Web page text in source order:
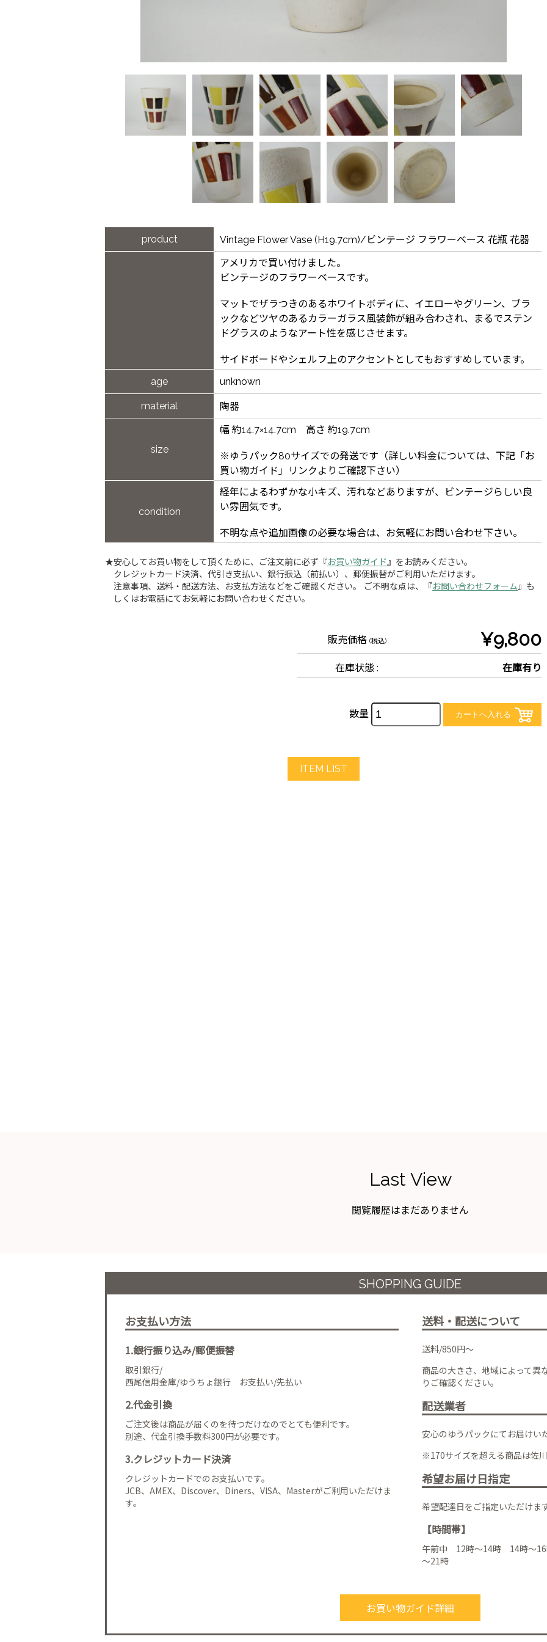
product
Vintage Flower Vase (H19.7cm)/ビンテージ フラワーベース 花瓶 花器
アメリカで買い付けました。
ビンテージのフラワーベースです。
マットでザラつきのあるホワイトボディに、イエローやグリーン、ブラ
ックなどツヤのあるカラーガラス風装飾が組み合わされ、まるでステン
ドグラスのようなアート性を感じさせます。
サイドボードやシェルフ上のアクセントとしてもおすすめしています。
age
unknown
material 陶器
size
幅 約14.7×14.7cm 高さ 約19.7cm
※ゆうパック80サイズでの発送です（詳しい料金については、下記「お
買い物ガイド」リンクよりご確認下さい）
condition
経年によるわずかな小キズ、汚れなどありますが、ビンテージらしい良
い雰囲気です。
不明な点や追加画像の必要な場合は、お気軽にお問い合わせ下さい。
★安心してお買い物をして頂くために、ご注文前に必ず『お買い物ガイド 』をお読みください。
クレジットカード決済、代引き支払い、銀行振込（前払い）、郵便振替がご利用いただけます。
注意事項、送料・配送方法、お支払方法などをご確認ください。 ご不明な点は、『お問い合わせフォーム 』も
しくはお電話にてお気軽にお問い合わせください。
販売価格 (税込) ¥9,800
在庫状態 : 在庫有り
数量
ITEM LIST
Last View
閲覧履歴はまだありません
SHOPPING GUIDE
お支払い方法
1.銀行振り込み/郵便振替
取引銀行/
西尾信用金庫/ゆうちょ銀行 お支払い/先払い
2.代金引換
ご注文後は商品が届くのを待つだけなのでとても便利です。
別途、代金引換手数料300円が必要です。
3.クレジットカード決済
クレジットカードでのお支払いです。
JCB、AMEX、Discover、Diners、VISA、Masterがご利用いただけま
す。
送料・配送について
送料/850円～
商品の大きさ、地域によって異
りご確認ください。
配送業者
安心のゆうパックにてお届けい
※170サイズを超える商品は佐
希望お届け日指定
希望配達日をご指定いただけま
【時間帯】
午前中 12時～14時 14時～
～21時
お買い物ガイド詳細